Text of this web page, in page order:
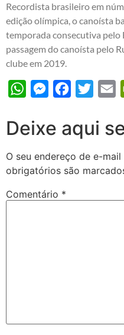
Recordista brasileiro em
edição olímpica, o canoísta
temporada consecutiva pelo
passagem do canoísta pelo
clube em 2019.
WhatsAppMessengerFacebook
Twitter
Deixe aqui
O seu endereço de e-
obrigatórios são
Comentário *